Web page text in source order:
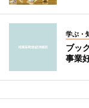
学ぶ・
ブッ
事業